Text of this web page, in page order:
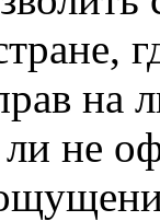
на
ли не